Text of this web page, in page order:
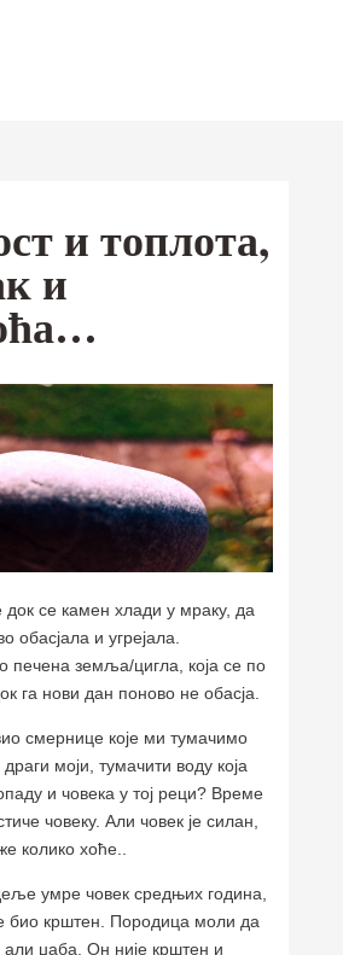
текстови од сада и
Play и App Store-у
и топлота,
и
док се камен хлади у мраку, да
обасјала и угрејала.
печена земља/цигла, која се по
га нови дан поново не обасја.
смернице које ми тумачимо
моји, тумачити воду која
и човека у тој реци? Време
човеку. Али човек је силан,
колико хоће..
умре човек средњих година,
био крштен. Породица моли да
џаба. Он није крштен и